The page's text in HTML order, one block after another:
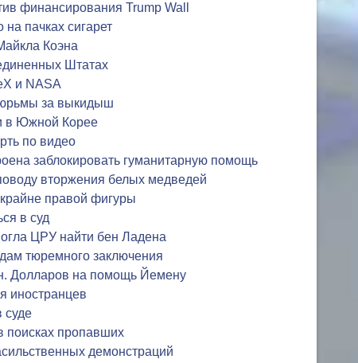
финансирования Trump Wall
пачках сигарет
Коэна
Штатах
и NASA
за выкидыш
в Южной Корее
по видео
заблокировать гуманитарную помощь
вторжения белых медведей
правой фигуры
в суд
ЦРУ найти бен Ладена
тюремного заключения
Долларов на помощь Йемену
иностранцев
суде
поисках пропавших
демонстраций